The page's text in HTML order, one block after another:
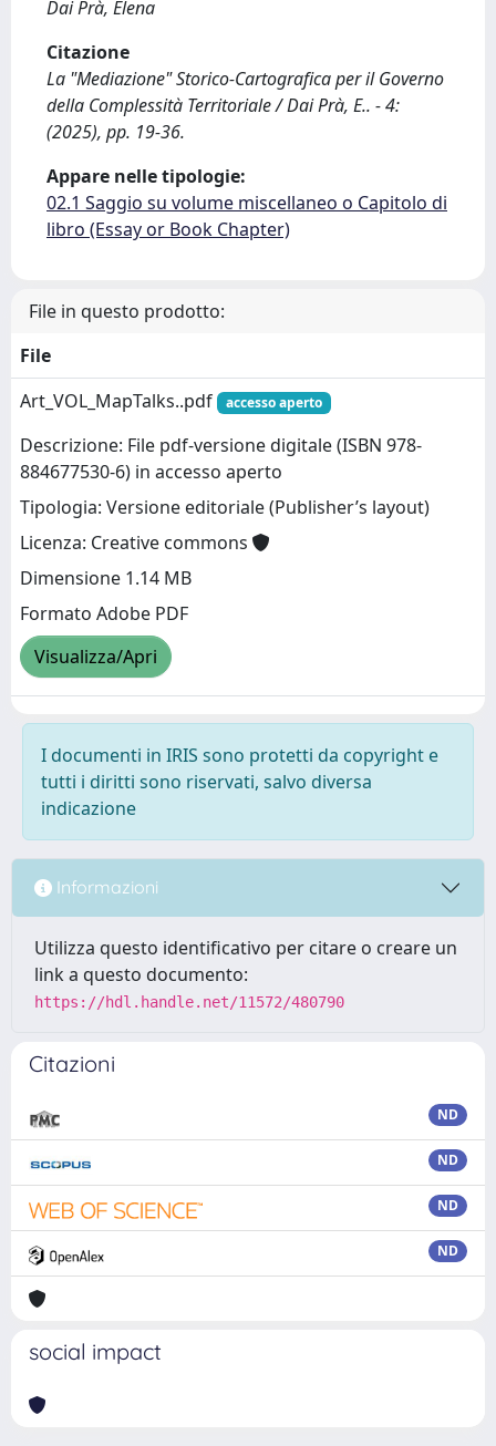
Dai Prà, Elena
Citazione
La "Mediazione" Storico-Cartografica per il Governo
della Complessità Territoriale / Dai Prà, E.. - 4:
(2025), pp. 19-36.
Appare nelle tipologie:
02.1 Saggio su volume miscellaneo o Capitolo di
libro (Essay or Book Chapter)
File in questo prodotto:
File
Art_VOL_MapTalks..pdf
accesso aperto
Descrizione: File pdf-versione digitale (ISBN 978-
884677530-6) in accesso aperto
Tipologia: Versione editoriale (Publisher’s layout)
Licenza: Creative commons
Dimensione 1.14 MB
Formato Adobe PDF
Visualizza/Apri
I documenti in IRIS sono protetti da copyright e
tutti i diritti sono riservati, salvo diversa
indicazione
Informazioni
Utilizza questo identificativo per citare o creare un
link a questo documento:
https://hdl.handle.net/11572/480790
Citazioni
ND
ND
ND
ND
social impact